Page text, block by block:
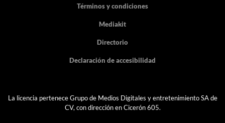
Términos y condiciones
Mediakit
Directorio
Declaración de accesibilidad
La licencia pertenece Grupo de Medios Digitales y entretenimiento SA de
CV, con dirección en Cicerón 605.